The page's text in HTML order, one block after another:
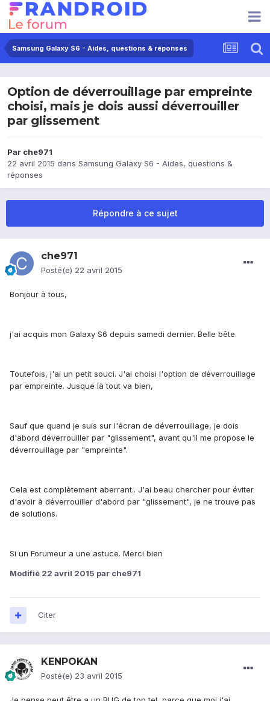
Samsung Galaxy S6 - Aides, questions & réponses
Option de déverrouillage par empreinte
choisi, mais je dois aussi déverrouiller
par glissement
Par che971
22 avril 2015 dans Samsung Galaxy S6 - Aides, questions &
réponses
Répondre à ce sujet
che971
Posté(e) 22 avril 2015
Bonjour à tous,
j'ai acquis mon Galaxy S6 depuis samedi dernier. Belle bête.
Toutefois, j'ai un petit souci. J'ai choisi l'option de déverrouillage
par empreinte. Jusque là tout va bien,
Sauf que quand je suis sur l'écran de déverrouillage, je dois
d'abord déverrouiller par "glissement", avant qu'il me propose le
déverrouillage par "empreinte".
Cela est complètement aberrant.. J'ai beau chercher pour éviter
d'avoir à déverrouiller d'abord par "glissement", je ne trouve pas
de solutions.
Si un Forumeur a une astuce. Merci bien
Modifié 22 avril 2015 par che971
Citer
KENPOKAN
Posté(e) 23 avril 2015